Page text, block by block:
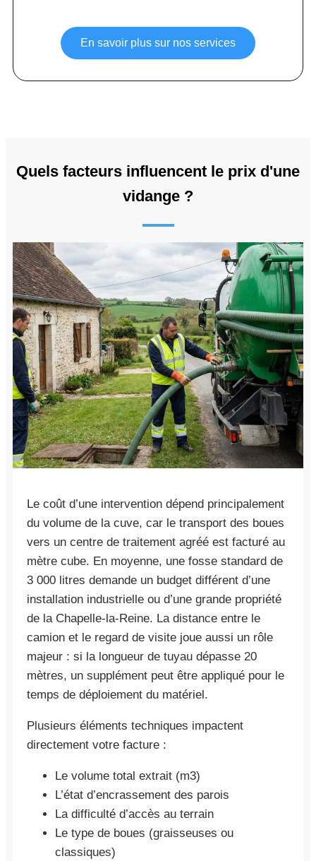
En savoir plus sur nos services
Quels facteurs influencent le prix d'une
vidange ?
Le coût d’une intervention dépend principalement
du volume de la cuve, car le transport des boues
vers un centre de traitement agréé est facturé au
mètre cube. En moyenne, une fosse standard de
3 000 litres demande un budget différent d’une
installation industrielle ou d’une grande propriété
de la Chapelle-la-Reine. La distance entre le
camion et le regard de visite joue aussi un rôle
majeur : si la longueur de tuyau dépasse 20
mètres, un supplément peut être appliqué pour le
temps de déploiement du matériel.
Plusieurs éléments techniques impactent
directement votre facture :
Le volume total extrait (m3)
L’état d’encrassement des parois
La difficulté d’accès au terrain
Le type de boues (graisseuses ou
classiques)